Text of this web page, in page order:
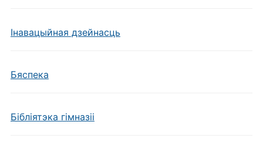
Інавацыйная дзейнасць
Бяспека
Бібліятэка гімназіі